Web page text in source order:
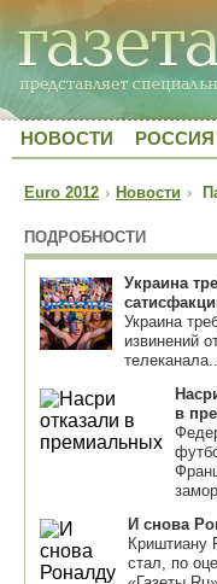
НОВОСТИ РОССИЯ
Euro 2012 › Новости ›
ПОДРОБНОСТИ
Украина
Украина
извинений
в
И снова
Криштиану
стал, по